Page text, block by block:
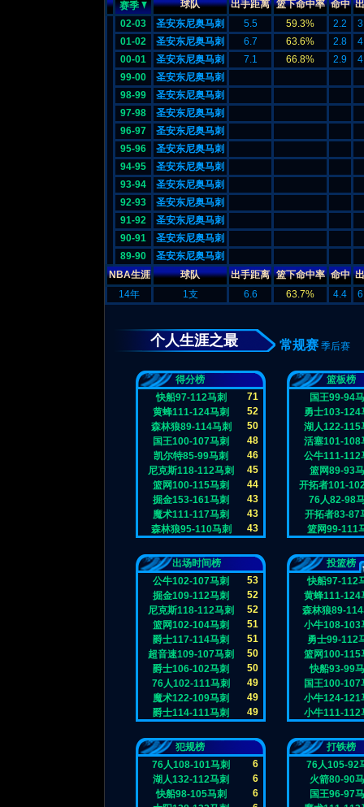
赛季 球队 出手距离 篮下命中率 命中
02-03
圣安东尼奥马刺 5.5 59.3% 2.2
01-02
圣安东尼奥马刺 6.7 63.6% 2.8
00-01
圣安东尼奥马刺 7.1 66.8% 2.9
99-00
圣安东尼奥马刺
98-99
圣安东尼奥马刺
97-98
圣安东尼奥马刺
96-97
圣安东尼奥马刺
95-96
圣安东尼奥马刺
94-95
圣安东尼奥马刺
93-94
圣安东尼奥马刺
92-93
圣安东尼奥马刺
91-92
圣安东尼奥马刺
90-91
圣安东尼奥马刺
89-90
圣安东尼奥马刺
NBA生涯
球队 出手距离 篮下命中率 命中
14年
1支 6.6 63.7% 4.4
个人生涯之最 常规赛 季后赛
得分榜
快船97-112马刺
71
黄蜂111-124马刺
52
森林狼89-114马刺
50
国王100-107马刺
48
凯尔特85-99马刺
46
尼克斯118-112马刺
45
篮网100-115马刺
44
掘金153-161马刺
43
魔术111-117马刺
43
森林狼95-110马刺
43
篮板榜
国王99-94
勇士103-124
湖人122-115
活塞101-108
公牛111-112
篮网89-93
开拓者101-
76人82-98
开拓者83-87
篮网99-111
出场时间榜
公牛102-107马刺
53
掘金109-112马刺
52
尼克斯118-112马刺
52
篮网102-104马刺
51
爵士117-114马刺
51
超音速109-107马刺
50
爵士106-102马刺
50
76人102-111马刺
49
魔术122-109马刺
49
爵士114-111马刺
49
投篮榜
快船97-112
黄蜂111-124
森林狼89-
小牛108-103
勇士99-112
篮网100-115
快船93-99
国王100-107
小牛124-121
小牛111-112
犯规榜
76人108-101马刺
6
湖人132-112马刺
6
快船98-105马刺
6
打铁榜
76人105-92
火箭80-90
国王96-97